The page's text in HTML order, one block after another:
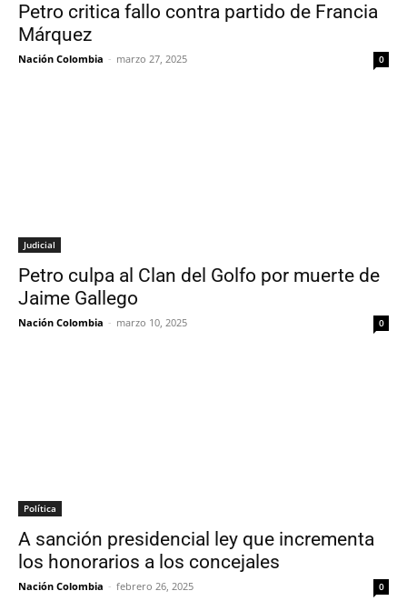
Petro critica fallo contra partido de Francia
Márquez
Nación Colombia - marzo 27, 2025 0
Judicial
Petro culpa al Clan del Golfo por muerte de
Jaime Gallego
Nación Colombia - marzo 10, 2025 0
Política
A sanción presidencial ley que incrementa
los honorarios a los concejales
Nación Colombia - febrero 26, 2025 0